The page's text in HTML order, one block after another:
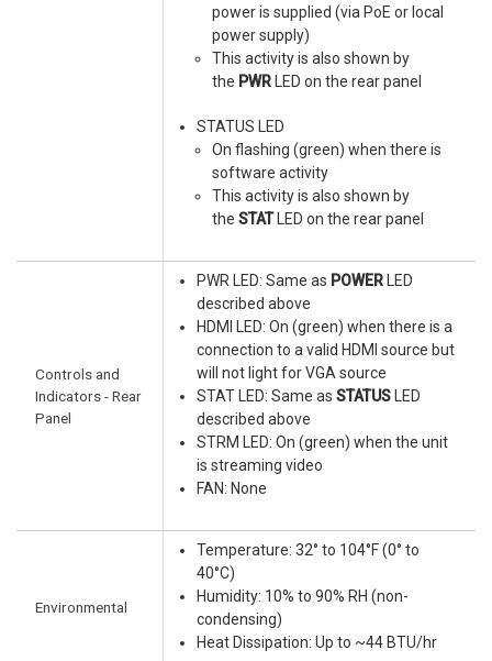
power is supplied (via PoE or local
power supply)
This activity is also shown by
the PWR LED on the rear panel
STATUS LED
On flashing (green) when there is
software activity
This activity is also shown by
the STATLED on the rear panel
Controls and
Indicators - Rear
Panel
PWR LED: Same as POWER LED
described above
HDMI LED: On (green) when there is a
connection to a valid HDMI source but
will not light for VGA source
STAT LED: Same as STATUS LED
described above
STRM LED: On (green) when the unit
is streaming video
FAN: None
Environmental
Temperature: 32° to 104°F (0° to
40°C)
Humidity: 10% to 90% RH (non-
condensing)
Heat Dissipation: Up to ~44 BTU/hr